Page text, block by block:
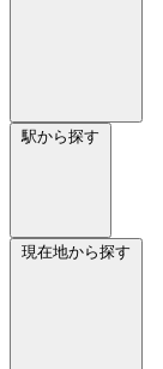
駅から探す
現在地から探す